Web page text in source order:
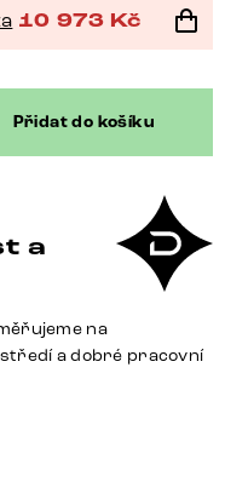
10 973 Kč
Přidat do košíku
a
na
a dobré pracovní